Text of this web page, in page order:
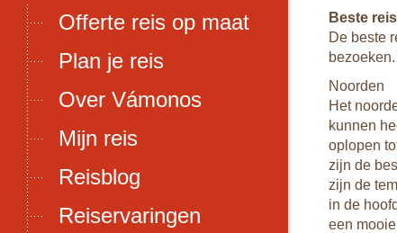
Offerte reis op maat
Plan je reis
Over Vámonos
Mijn reis
Reisblog
Reiservaringen
Beste
De beste
Noorden
Het
kunnen
oplopen
zijn de
zijn de
in de
een